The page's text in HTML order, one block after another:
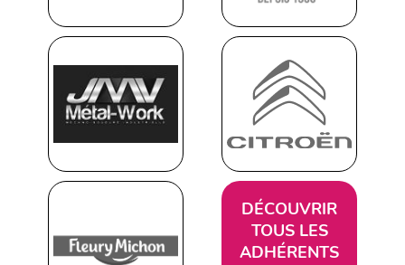
DÉCOUVRIR
TOUS LES
ADHÉRENTS